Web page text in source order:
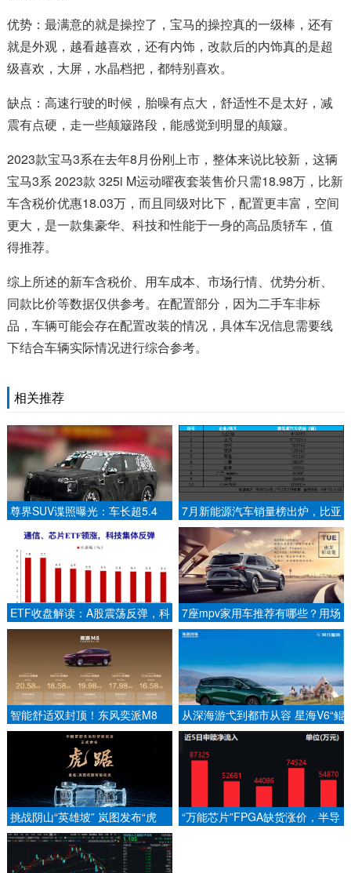
优势：最满意的就是操控了，宝马的操控真的一级棒，还有
就是外观，越看越喜欢，还有内饰，改款后的内饰真的是超
级喜欢，大屏，水晶档把，都特别喜欢。
缺点：高速行驶的时候，胎噪有点大，舒适性不是太好，减
震有点硬，走一些颠簸路段，能感觉到明显的颠簸。
2023款宝马3系在去年8月份刚上市，整体来说比较新，这辆
宝马3系 2023款 325i M运动曜夜套装售价只需18.98万，比新
车含税价优惠18.03万，而且同级对比下，配置更丰富，空间
更大，是一款集豪华、科技和性能于一身的高品质轿车，值
得推荐。
综上所述的新车含税价、用车成本、市场行情、优势分析、
同款比价等数据仅供参考。在配置部分，因为二手车非标
品，车辆可能会存在配置改装的情况，具体车况信息需要线
下结合车辆实际情况进行综合参考。
相关推荐
尊界SUV谍照曝光：车长超5.4
米，6激光雷达，4/6/7座布局
7月新能源汽车销量榜出炉，比亚
迪41.9万辆稳居榜首
ETF收盘解读：A股震荡反弹，科
技领涨修复
7座mpv家用车推荐有哪些？用场
景选2027款格瑞维亚
智能舒适双封顶！东风奕派M8
16.58万起，开启家用大六座普惠
从深海游弋到都市从容 星海V6“鲲
鲸仿生美学”背后的设计哲思
挑战阴山“英雄坡” 岚图发布“虎
踞”全地形智能底盘
“万能芯片”FPGA缺货涨价，半导